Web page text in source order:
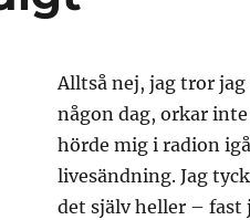
Alltså nej, jag tror
någon dag, orkar
hörde mig i radion
livesändning. Jag
det själv heller – fast